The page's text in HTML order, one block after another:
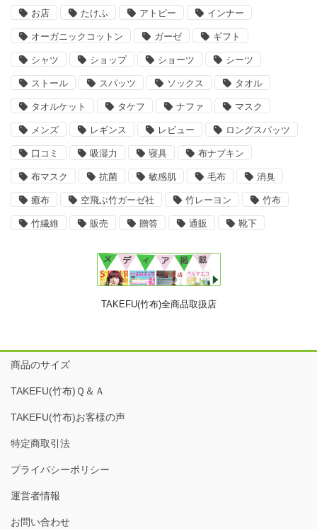
お店 たけふ アトピー インナー
オーガニックコットン ガーゼ ギフト
シャツ ショップ ショーツ シーツ
ストール スパッツ ソックス タオル
タオルケット タケフ ナファ マスク
メンズ レギンス レビュー ロングスパッツ
口コミ 吸湿力 寝具 布ナプキン
布マスク 抗菌 敏感肌 毛布 消臭
癒布 空飛ぶ竹ガーゼ社 竹レーヨン 竹布
竹繊維 販売 贈答 通販 靴下
TAKEFU(竹布)全商品取扱店
商品のサイズ
TAKEFU(竹布)Ｑ＆Ａ
TAKEFU(竹布)お客様の声
特定商取引法
プライバシーポリシー
運営者情報
お問い合わせ